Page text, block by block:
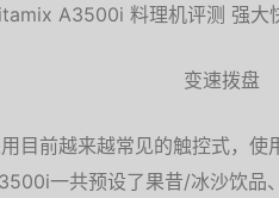
变速拨盘
目前越来越常见的触控式，使
一共预设了果昔/冰沙饮品